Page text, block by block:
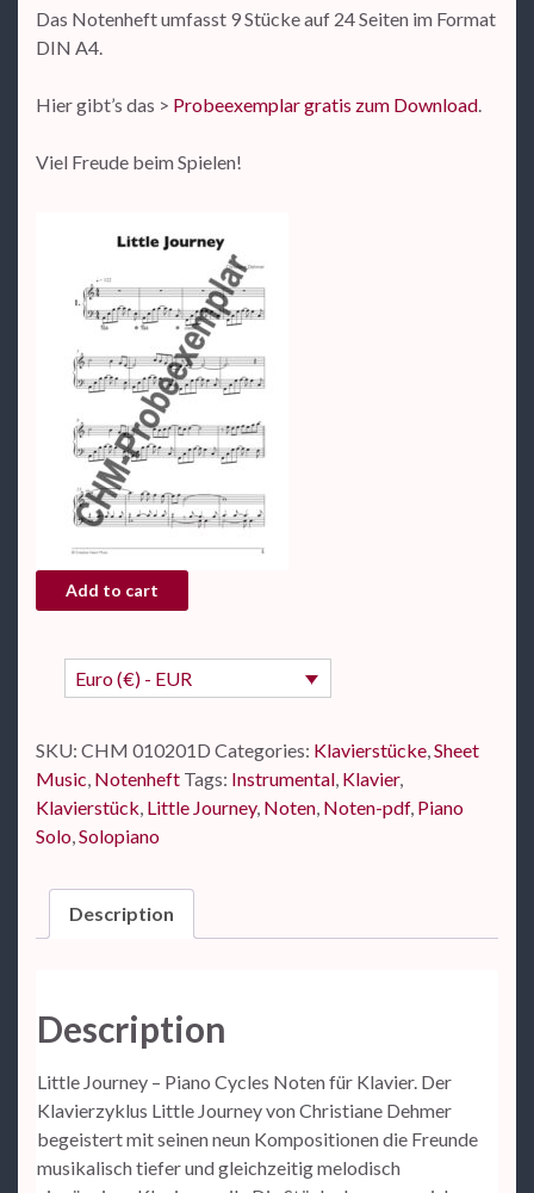
Das Notenheft umfasst 9 Stücke auf 24 Seiten im Format
DIN A4.
Hier gibt’s das > Probeexemplar gratis zum Download.
Viel Freude beim Spielen!
Notenheft "Little Journey" (Piano Cycles) - als PDF
Add to cart
Euro (€) - EUR
SKU: CHM 010201D Categories: Klavierstücke,Sheet
Music, Notenheft Tags: Instrumental, Klavier,
Klavierstück, Little Journey, Noten, Noten-pdf, Piano
Solo,Solopiano
Description
Description
Little Journey – Piano Cycles Noten für Klavier. Der
Klavierzyklus Little Journey von Christiane Dehmer
begeistert mit seinen neun Kompositionen die Freunde
musikalisch tiefer und gleichzeitig melodisch